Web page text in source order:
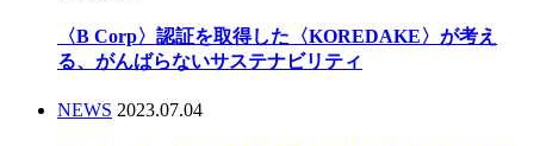
〈B Corp〉認証を取得した〈KOREDAKE〉が考え
る、がんばらないサステナビリティ
NEWS 2023.07.04